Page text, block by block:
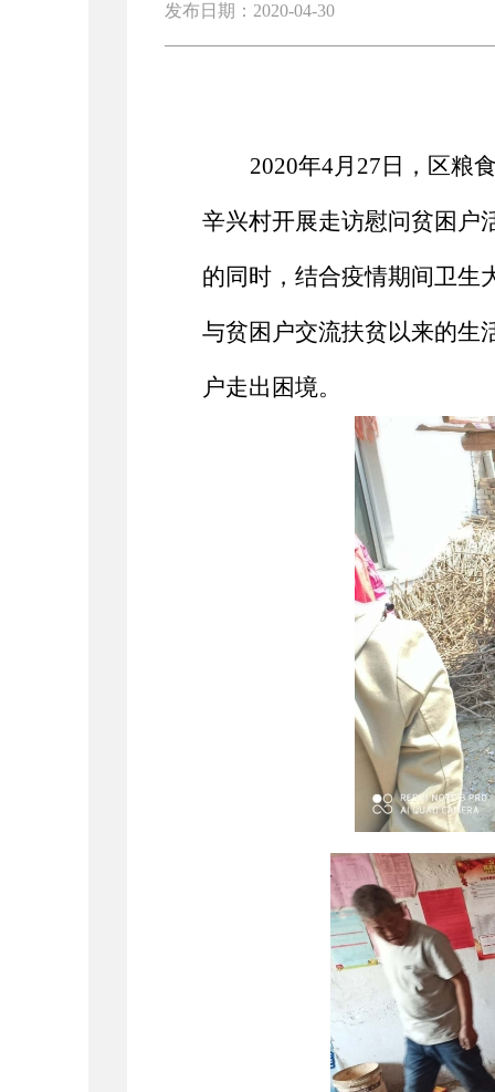
发布日期：2020-04-30
2020年4月27日，区粮
辛兴村开展走访慰问贫困户
的同时，结合疫情期间卫生
与贫困户交流扶贫以来的生
户走出困境。